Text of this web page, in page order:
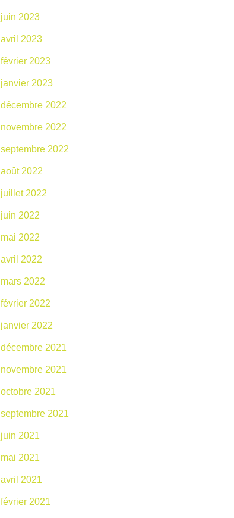
juin 2023
avril 2023
février 2023
janvier 2023
décembre 2022
novembre 2022
septembre 2022
août 2022
juillet 2022
juin 2022
mai 2022
avril 2022
mars 2022
février 2022
janvier 2022
décembre 2021
novembre 2021
octobre 2021
septembre 2021
juin 2021
mai 2021
avril 2021
février 2021